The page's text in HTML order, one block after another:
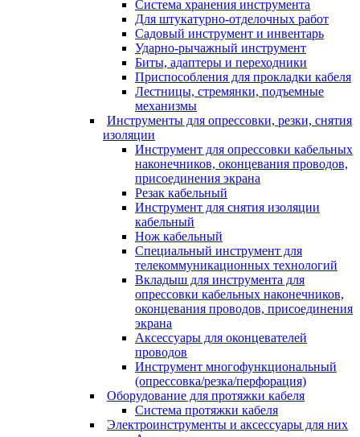
Система хранения инструмента
Для штукатурно-отделочных работ
Садовый инструмент и инвентарь
Ударно-рычажный инструмент
Биты, адаптеры и переходники
Приспособления для прокладки кабеля
Лестницы, стремянки, подъемные
механизмы
Инструменты для опрессовки, резки, снятия
изоляции
Инструмент для опрессовки кабельных
наконечников, оконцевания проводов,
присоединения экрана
Резак кабельный
Инструмент для снятия изоляции
кабельный
Нож кабельный
Специальный инструмент для
телекоммуникационных технологий
Вкладыш для инструмента для
опрессовки кабельных наконечников,
оконцевания проводов, присоединения
экрана
Аксессуары для оконцевателей
проводов
Инструмент многофункциональный
(опрессовка/резка/перфорация)
Оборудование для протяжки кабеля
Система протяжки кабеля
Электроинструменты и аксессуары для них